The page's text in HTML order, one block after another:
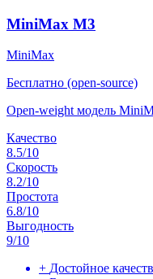
MiniMax M3
MiniMax
Бесплатно (open-source)
Open-weight модель
Качество
8.5/10
Скорость
8.2/10
Простота
6.8/10
Выгодность
9/10
+ Достойное